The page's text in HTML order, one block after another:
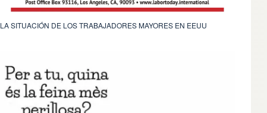
LA SITUACIÓN DE LOS TRABAJADORES MAYORES EN EEUU